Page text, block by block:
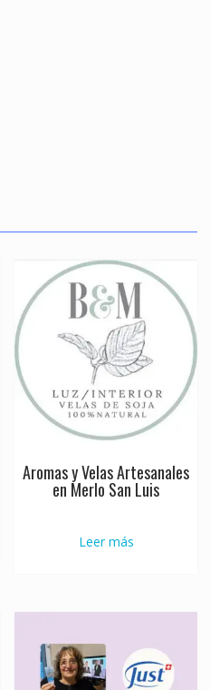
Aromas y Velas Artesanales
en Merlo San Luis
Leer más